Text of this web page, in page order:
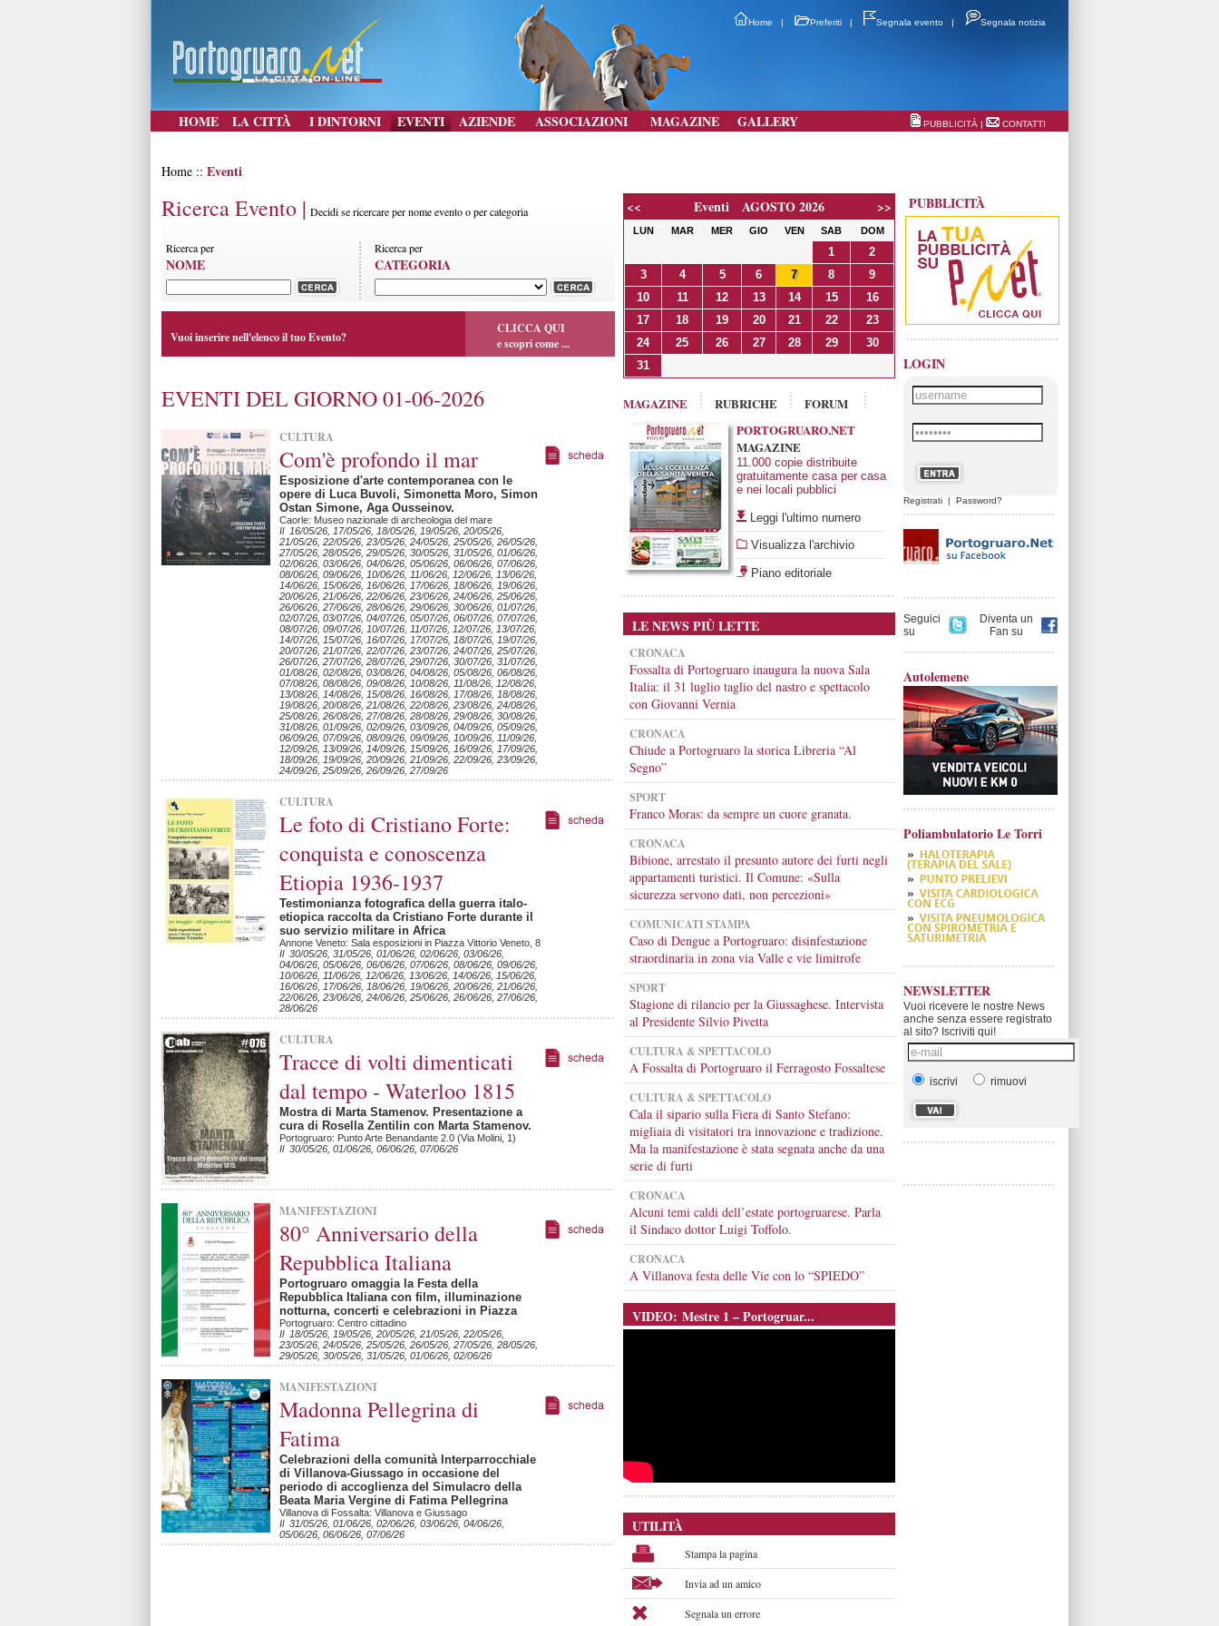
Home | Preferiti | Segnala evento | Segnala notizia
HOME LA CITTÀ I DINTORNI EVENTI AZIENDE ASSOCIAZIONI MAGAZINE GALLERY PUBBLICITÀ | CONTATTI
Home :: Eventi
Ricerca Evento | Decidi se ricercare per nome evento o per categoria
Ricerca per
NOME
Ricerca per
CATEGORIA
Vuoi inserire nell'elenco il tuo Evento?
CLICCA QUI
e scopri come ...
EVENTI DEL GIORNO 01-06-2026
CULTURA
Com'è profondo il mar
Esposizione d'arte contemporanea con le
opere di Luca Buvoli, Simonetta Moro, Simon
Ostan Simone, Aga Ousseinov.
Caorle: Museo nazionale di archeologia del mare
Il 16/05/26, 17/05/26, 18/05/26, 19/05/26, 20/05/26,
21/05/26, 22/05/26, 23/05/26, 24/05/26, 25/05/26, 26/05/26,
27/05/26, 28/05/26, 29/05/26, 30/05/26, 31/05/26, 01/06/26,
02/06/26, 03/06/26, 04/06/26, 05/06/26, 06/06/26, 07/06/26,
08/06/26, 09/06/26, 10/06/26, 11/06/26, 12/06/26, 13/06/26,
14/06/26, 15/06/26, 16/06/26, 17/06/26, 18/06/26, 19/06/26,
20/06/26, 21/06/26, 22/06/26, 23/06/26, 24/06/26, 25/06/26,
26/06/26, 27/06/26, 28/06/26, 29/06/26, 30/06/26, 01/07/26,
02/07/26, 03/07/26, 04/07/26, 05/07/26, 06/07/26, 07/07/26,
08/07/26, 09/07/26, 10/07/26, 11/07/26, 12/07/26, 13/07/26,
14/07/26, 15/07/26, 16/07/26, 17/07/26, 18/07/26, 19/07/26,
20/07/26, 21/07/26, 22/07/26, 23/07/26, 24/07/26, 25/07/26,
26/07/26, 27/07/26, 28/07/26, 29/07/26, 30/07/26, 31/07/26,
01/08/26, 02/08/26, 03/08/26, 04/08/26, 05/08/26, 06/08/26,
07/08/26, 08/08/26, 09/08/26, 10/08/26, 11/08/26, 12/08/26,
13/08/26, 14/08/26, 15/08/26, 16/08/26, 17/08/26, 18/08/26,
19/08/26, 20/08/26, 21/08/26, 22/08/26, 23/08/26, 24/08/26,
25/08/26, 26/08/26, 27/08/26, 28/08/26, 29/08/26, 30/08/26,
31/08/26, 01/09/26, 02/09/26, 03/09/26, 04/09/26, 05/09/26,
06/09/26, 07/09/26, 08/09/26, 09/09/26, 10/09/26, 11/09/26,
12/09/26, 13/09/26, 14/09/26, 15/09/26, 16/09/26, 17/09/26,
18/09/26, 19/09/26, 20/09/26, 21/09/26, 22/09/26, 23/09/26,
24/09/26, 25/09/26, 26/09/26, 27/09/26
CULTURA
Le foto di Cristiano Forte:
conquista e conoscenza
Etiopia 1936-1937
Testimonianza fotografica della guerra italo-
etiopica raccolta da Cristiano Forte durante il
suo servizio militare in Africa
Annone Veneto: Sala esposizioni in Piazza Vittorio Veneto, 8
Il 30/05/26, 31/05/26, 01/06/26, 02/06/26, 03/06/26,
04/06/26, 05/06/26, 06/06/26, 07/06/26, 08/06/26, 09/06/26,
10/06/26, 11/06/26, 12/06/26, 13/06/26, 14/06/26, 15/06/26,
16/06/26, 17/06/26, 18/06/26, 19/06/26, 20/06/26, 21/06/26,
22/06/26, 23/06/26, 24/06/26, 25/06/26, 26/06/26, 27/06/26,
28/06/26
CULTURA
Tracce di volti dimenticati
dal tempo - Waterloo 1815
Mostra di Marta Stamenov. Presentazione a
cura di Rosella Zentilin con Marta Stamenov.
Portogruaro: Punto Arte Benandante 2.0 (Via Molini, 1)
Il 30/05/26, 01/06/26, 06/06/26, 07/06/26
MANIFESTAZIONI
80° Anniversario della
Repubblica Italiana
Portogruaro omaggia la Festa della
Repubblica Italiana con film, illuminazione
notturna, concerti e celebrazioni in Piazza
Portogruaro: Centro cittadino
Il 18/05/26, 19/05/26, 20/05/26, 21/05/26, 22/05/26,
23/05/26, 24/05/26, 25/05/26, 26/05/26, 27/05/26, 28/05/26,
29/05/26, 30/05/26, 31/05/26, 01/06/26, 02/06/26
MANIFESTAZIONI
Madonna Pellegrina di
Fatima
Celebrazioni della comunità Interparrocchiale
di Villanova-Giussago in occasione del
periodo di accoglienza del Simulacro della
Beata Maria Vergine di Fatima Pellegrina
Villanova di Fossalta: Villanova e Giussago
Il 31/05/26, 01/06/26, 02/06/26, 03/06/26, 04/06/26,
05/06/26, 06/06/26, 07/06/26
<< Eventi AGOSTO 2026 >>
LUN MAR MER GIO VEN SAB DOM
1
2
3
4 5 6 7 8
9
10
11 12 13 14 15
16
17
18 19 20 21 22
23
24
25 26 27 28 29
30
31
MAGAZINE RUBRICHE
FORUM
PORTOGRUARO.NET
MAGAZINE
11.000 copie distribuite
gratuitamente casa per casa
e nei locali pubblici
Leggi l'ultimo numero
Visualizza l'archivio
Piano editoriale
LE NEWS PIÙ LETTE
CRONACA
Fossalta di Portogruaro inaugura la nuova Sala
Italia: il 31 luglio taglio del nastro e spettacolo
con Giovanni Vernia
CRONACA
Chiude a Portogruaro la storica Libreria “Al
Segno”
SPORT
Franco Moras: da sempre un cuore granata.
CRONACA
Bibione, arrestato il presunto autore dei furti negli
appartamenti turistici. Il Comune: «Sulla
sicurezza servono dati, non percezioni»
COMUNICATI STAMPA
Caso di Dengue a Portogruaro: disinfestazione
straordinaria in zona via Valle e vie limitrofe
SPORT
Stagione di rilancio per la Giussaghese. Intervista
al Presidente Silvio Pivetta
CULTURA & SPETTACOLO
A Fossalta di Portogruaro il Ferragosto Fossaltese
CULTURA & SPETTACOLO
Cala il sipario sulla Fiera di Santo Stefano:
migliaia di visitatori tra innovazione e tradizione.
Ma la manifestazione è stata segnata anche da una
serie di furti
CRONACA
Alcuni temi caldi dell’estate portogruarese. Parla
il Sindaco dottor Luigi Toffolo.
CRONACA
A Villanova festa delle Vie con lo “SPIEDO”
VIDEO: Mestre 1 – Portogruar...
UTILITÀ
Stampa la pagina
Invia ad un amico
Segnala un errore
PUBBLICITÀ
LOGIN
Registrati | Password?
Seguici
su
Diventa un
Fan su
Autolemene
Poliambulatorio Le Torri
NEWSLETTER
Vuoi ricevere le nostre News
anche senza essere registrato
al sito? Iscriviti qui!
iscrivi rimuovi